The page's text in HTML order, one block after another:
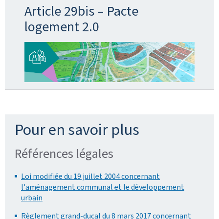
Article 29bis – Pacte
logement 2.0
Pour en savoir plus
Références légales
Loi modifiée du 19 juillet 2004 concernant
l'aménagement communal et le développement
urbain
Règlement grand-ducal du 8 mars 2017 concernant